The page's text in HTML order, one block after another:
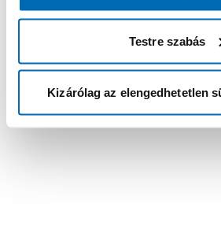
Testre szabás
Kizárólag az elengedhetetlen